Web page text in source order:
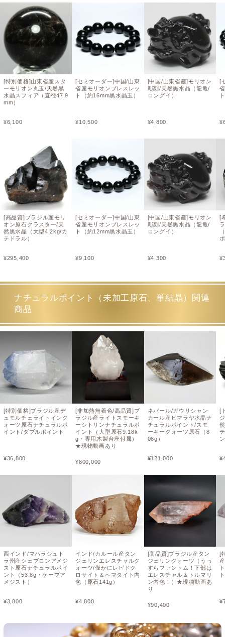
[特別価格]山東省産スタ
ーモリオン丸玉/天然黒
水晶スフィア（直径47.9
mm）
¥6,100
[高品質]ブラジル産モリ
オン原石クラスター/天
然黒水晶（大型4.2kg/カ
テドラル）
¥295,400
[セミオーダー]中国/山東
省産モリオンブレスレッ
ト（約16mm黒水晶玉）
¥10,500
[セミオーダー]中国/山東
省産モリオンブレスレッ
ト（約12mm黒水晶玉）
¥9,100
[中国/山東省産]モリオン
彫刻/天然黒水晶（龍亀/
ロングイ）
¥4,800
[中国/山東省産]モリオン
彫刻/天然黒水晶（龍亀/
ロングイ）
¥4,300
[
¥
[
¥
ナチュラルポイント（未加工原石、単結晶）関連
商品
[特別価格]ブラジル産デ
ュモルチェライトインク
ォーツ原石ナチュラルポ
イント/ダブルポイント
¥36,800
西インド/マハラシュト
ラ州産シェブロンアメジ
スト原石ナチュラルポイ
ント（53.8g・ケープア
メジスト）
¥3,800
[非加熱無着色/高品質]ブ
ラジル産ライトスモーキ
ーシトリンナチュラルポ
イント（大型原石9.18k
g・専用木製台座付属）
★現物動画あり
¥800,000
インド/カルール産タン
ジェリンエレスチャルク
ォーツ/僅かにレピドク
ロサイト＆ヘマタイト内
包（原石141g）
¥4,800
ネパール/ガウリシャン
カール産ヒマラヤ水晶ナ
チュラルポイント/スモ
ーキークォーツ原石（8
08g）
¥121,000
[高品質]ブラジル産タン
ジェリンクォーツ（うっ
すらファントム！下部は
エレスチャル＆トルマリ
ン内包！）★現物動画あ
り
¥90,400
[
¥
[
ト
¥